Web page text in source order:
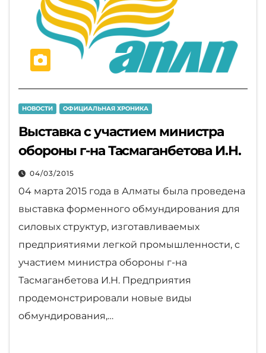
НОВОСТИ ОФИЦИАЛЬНАЯ ХРОНИКА
Выставка с участием министра
обороны г-на Тасмаганбетова И.Н.
04/03/2015
04 марта 2015 года в Алматы была проведена
выставка форменного обмундирования для
силовых структур, изготавливаемых
предприятиями легкой промышленности, с
участием министра обороны г-на
Тасмаганбетова И.Н. Предприятия
продемонстрировали новые виды
обмундирования,…